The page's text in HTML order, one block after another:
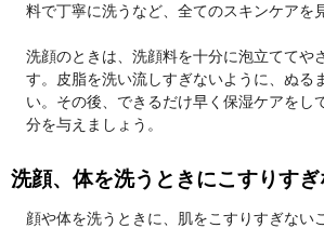
料で丁寧に洗うなど、全てのスキンケアを
洗顔のときは、洗顔料を十分に泡立ててや
す。皮脂を洗い流しすぎないように、ぬる
い。その後、できるだけ早く保湿ケアをし
分を与えましょう。
洗顔、体を洗うときにこすりす
顔や体を洗うときに、肌をこすりすぎない